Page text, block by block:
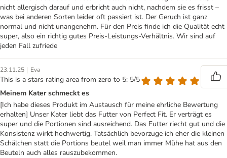
nicht allergisch darauf und erbricht auch nicht, nachdem sie es frisst –
was bei anderen Sorten leider oft passiert ist. Der Geruch ist ganz
normal und nicht unangenehm. Für den Preis finde ich die Qualität echt
super, also ein richtig gutes Preis-Leistungs-Verhältnis. Wir sind auf
jeden Fall zufriede
23.11.25 | Eva
This is a stars rating area from zero to 5: 5/5
Meinem Kater schmeckt es
[Ich habe dieses Produkt im Austausch für meine ehrliche Bewertung
erhalten] Unser Kater liebt das Futter von Perfect Fit. Er verträgt es
super und die Portionen sind ausreichend. Das Futter riecht gut und die
Konsistenz wirkt hochwertig. Tatsächlich bevorzuge ich eher die kleinen
Schälchen statt die Portions beutel weil man immer Mühe hat aus den
Beuteln auch alles rauszubekommen.